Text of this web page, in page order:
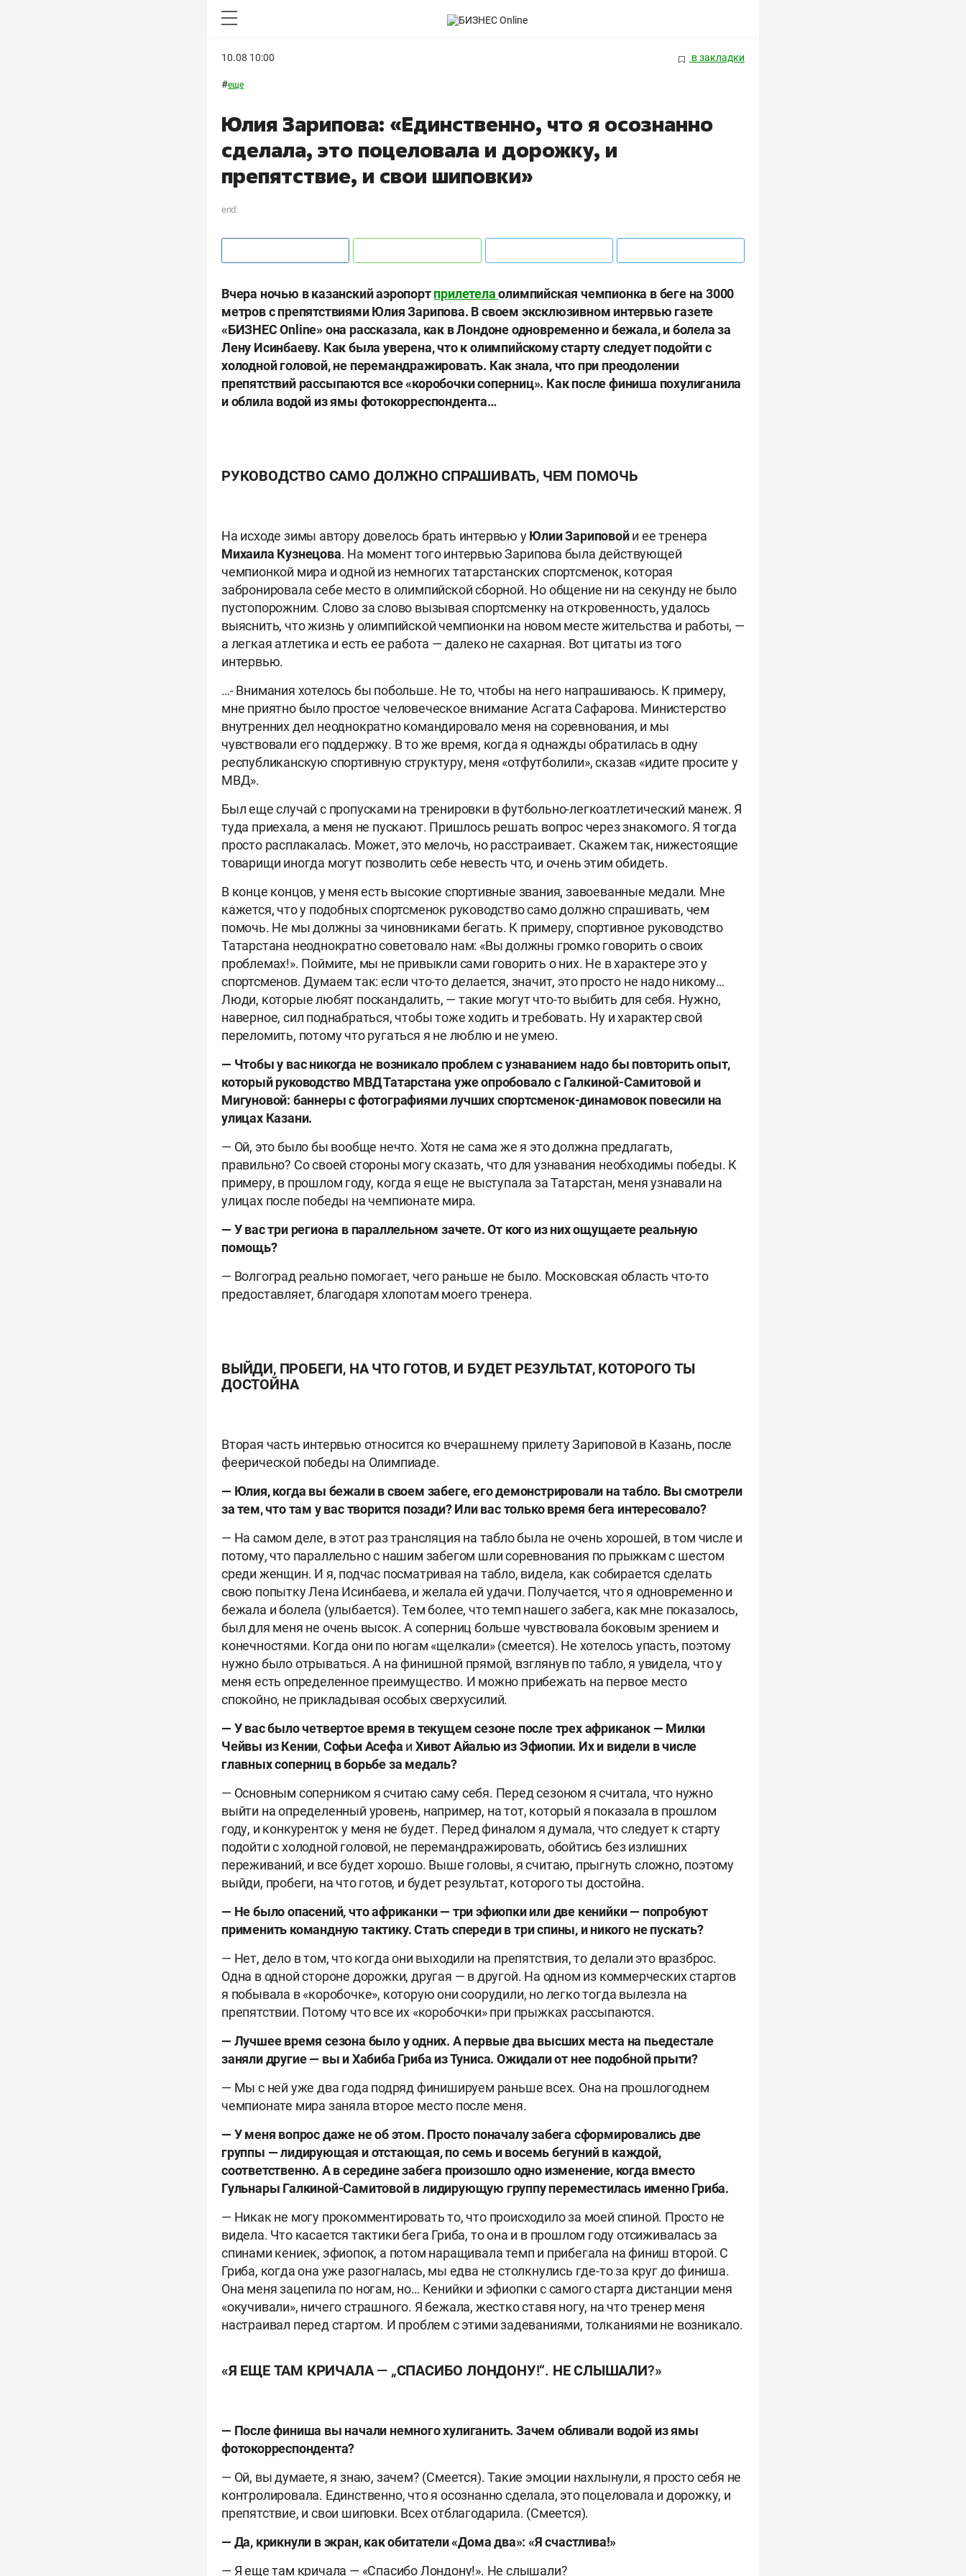
10.08 10:00 в закладки
#еще
Юлия Зарипова: «Единственно, что я осознанно
сделала, это поцеловала и дорожку, и
препятствие, и свои шиповки»
erid:
Вчера ночью в казанский аэропортприлетелаолимпийская чемпионка в беге на 3000
метров с препятствиями Юлия Зарипова. В своем эксклюзивном интервью газете
«БИЗНЕСOnline» она рассказала, как в Лондоне одновременно и бежала, и болела за
Лену Исинбаеву. Как была уверена, что к олимпийскому старту следует подойти с
холодной головой, не перемандражировать. Как знала, что при преодолении
препятствий рассыпаются все «коробочки соперниц». Как после финиша похулиганила
и облила водой из ямы фотокорреспондента…
РУКОВОДСТВО САМО ДОЛЖНО СПРАШИВАТЬ, ЧЕМ ПОМОЧЬ
На исходе зимы автору довелось брать интервью уЮлии Зариповойи ее тренера
Михаила Кузнецова. На момент того интервью Зарипова была действующей
чемпионкой мира и одной из немногих татарстанских спортсменок, которая
забронировала себе место в олимпийской сборной. Но общение ни на секунду не было
пустопорожним. Слово за слово вызывая спортсменку на откровенность, удалось
выяснить, что жизнь у олимпийской чемпионки на новом месте жительства и работы, —
а легкая атлетика и есть ее работа — далеко не сахарная. Вот цитаты из того
интервью.
…- Внимания хотелось бы побольше. Не то, чтобы на него напрашиваюсь. К примеру,
мне приятно было простое человеческое внимание Асгата Сафарова. Министерство
внутренних дел неоднократно командировало меня на соревнования, и мы
чувствовали его поддержку. В то же время, когда я однажды обратилась в одну
республиканскую спортивную структуру, меня «отфутболили», сказав «идите просите у
МВД».
Был еще случай с пропусками на тренировки в футбольно-легкоатлетический манеж. Я
туда приехала, а меня не пускают. Пришлось решать вопрос через знакомого. Я тогда
просто расплакалась. Может, это мелочь, но расстраивает. Скажем так, нижестоящие
товарищи иногда могут позволить себе невесть что, и очень этим обидеть.
В конце концов, у меня есть высокие спортивные звания, завоеванные медали. Мне
кажется, что у подобных спортсменок руководство само должно спрашивать, чем
помочь. Не мы должны за чиновниками бегать. К примеру, спортивное руководство
Татарстана неоднократно советовало нам: «Вы должны громко говорить о своих
проблемах!». Поймите, мы не привыкли сами говорить о них. Не в характере это у
спортсменов. Думаем так: если что-то делается, значит, это просто не надо никому…
Люди, которые любят поскандалить, — такие могут что-то выбить для себя. Нужно,
наверное, сил поднабраться, чтобы тоже ходить и требовать. Ну и характер свой
переломить, потому что ругаться я не люблю и не умею.
— Чтобы у вас никогда не возникало проблем с узнаванием надо бы повторить опыт,
который руководство МВД Татарстана уже опробовало с Галкиной-Самитовой и
Мигуновой: баннеры с фотографиями лучших спортсменок-динамовок повесили на
улицах Казани.
— Ой, это было бы вообще нечто. Хотя не сама же я это должна предлагать,
правильно? Со своей стороны могу сказать, что для узнавания необходимы победы. К
примеру, в прошлом году, когда я еще не выступала за Татарстан, меня узнавали на
улицах после победы на чемпионате мира.
— У вас три региона в параллельном зачете. От кого из них ощущаете реальную
помощь?
— Волгоград реально помогает, чего раньше не было. Московская область что-то
предоставляет, благодаря хлопотам моего тренера.
ВЫЙДИ, ПРОБЕГИ, НА ЧТО ГОТОВ, И БУДЕТ РЕЗУЛЬТАТ, КОТОРОГО ТЫ
ДОСТОЙНА
Вторая часть интервью относится ко вчерашнему прилету Зариповой в Казань, после
феерической победы на Олимпиаде.
— Юлия, когда вы бежали в своем забеге, его демонстрировали на табло. Вы смотрели
за тем, что там у вас творится позади? Или вас только время бега интересовало?
— На самом деле, в этот раз трансляция на табло была не очень хорошей, в том числе и
потому, что параллельно с нашим забегом шли соревнования по прыжкам с шестом
среди женщин. И я, подчас посматривая на табло, видела, как собирается сделать
свою попытку Лена Исинбаева, и желала ей удачи. Получается, что я одновременно и
бежала и болела (улыбается). Тем более, что темп нашего забега, как мне показалось,
был для меня не очень высок. А соперниц больше чувствовала боковым зрением и
конечностями. Когда они по ногам «щелкали» (смеется). Не хотелось упасть, поэтому
нужно было отрываться. А на финишной прямой, взглянув по табло, я увидела, что у
меня есть определенное преимущество. И можно прибежать на первое место
спокойно, не прикладывая особых сверхусилий.
— У вас было четвертое время в текущем сезоне после трех африканок — Милки
Чейвы из Кении, Софьи Асефа иХивот Айалью из Эфиопии. Их и видели в числе
главных соперниц в борьбе за медаль?
— Основным соперником я считаю саму себя. Перед сезоном я считала, что нужно
выйти на определенный уровень, например, на тот, который я показала в прошлом
году, и конкуренток у меня не будет. Перед финалом я думала, что следует к старту
подойти с холодной головой, не перемандражировать, обойтись без излишних
переживаний, и все будет хорошо. Выше головы, я считаю, прыгнуть сложно, поэтому
выйди, пробеги, на что готов, и будет результат, которого ты достойна.
— Не было опасений, что африканки — три эфиопки или две кенийки — попробуют
применить командную тактику. Стать спереди в три спины, и никого не пускать?
— Нет, дело в том, что когда они выходили на препятствия, то делали это вразброс.
Одна в одной стороне дорожки, другая — в другой. На одном из коммерческих стартов
я побывала в «коробочке», которую они соорудили, но легко тогда вылезла на
препятствии. Потому что все их «коробочки» при прыжках рассыпаются.
— Лучшее время сезона было у одних. А первые два высших места на пьедестале
заняли другие — вы и Хабиба Гриба из Туниса. Ожидали от нее подобной прыти?
— Мы с ней уже два года подряд финишируем раньше всех. Она на прошлогоднем
чемпионате мира заняла второе место после меня.
— У меня вопрос даже не об этом. Просто поначалу забега сформировались две
группы — лидирующая и отстающая, по семь и восемь бегуний в каждой,
соответственно. А в середине забега произошло одно изменение, когда вместо
Гульнары Галкиной-Самитовой в лидирующую группу переместилась именно Гриба.
— Никак не могу прокомментировать то, что происходило за моей спиной. Просто не
видела. Что касается тактики бега Гриба, то она и в прошлом году отсиживалась за
спинами кениек, эфиопок, а потом наращивала темп и прибегала на финиш второй. С
Гриба, когда она уже разогналась, мы едва не столкнулись где-то за круг до финиша.
Она меня зацепила по ногам, но… Кенийки и эфиопки с самого старта дистанции меня
«окучивали», ничего страшного. Я бежала, жестко ставя ногу, на что тренер меня
настраивал перед стартом. И проблем с этими задеваниями, толканиями не возникало.
«Я ЕЩЕ ТАМ КРИЧАЛА — „СПАСИБО ЛОНДОНУ!“. НЕ СЛЫШАЛИ?»
— После финиша вы начали немного хулиганить. Зачем обливали водой из ямы
фотокорреспондента?
— Ой, вы думаете, я знаю, зачем? (Смеется). Такие эмоции нахлынули, я просто себя не
контролировала. Единственно, что я осознанно сделала, это поцеловала и дорожку, и
препятствие, и свои шиповки. Всех отблагодарила. (Смеется).
— Да, крикнули в экран, как обитатели «Дома два»: «Я счастлива!»
— Я еще там кричала — «Спасибо Лондону!». Не слышали?